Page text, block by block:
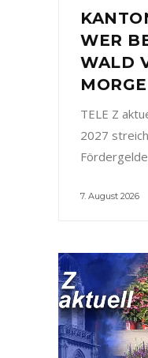
WER
WALD
TELE Z
2027
7. August 2026